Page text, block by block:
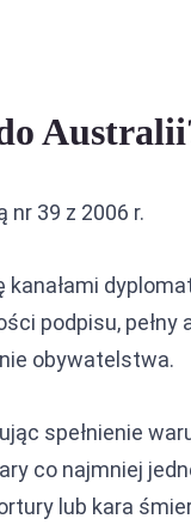
39 z 2006 r.
podpisu, pełny
obywatelstwa.
spełnienie
co najmniej
lub kara